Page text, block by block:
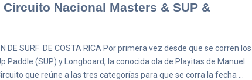
Nacional Masters & SUP &
DE SURF DE COSTA RICA Por primera vez desde que se corren los
Paddle (SUP) y Longboard, la conocida ola de Playitas de Manuel
que reúne a las tres categorías para que se corra la fecha …